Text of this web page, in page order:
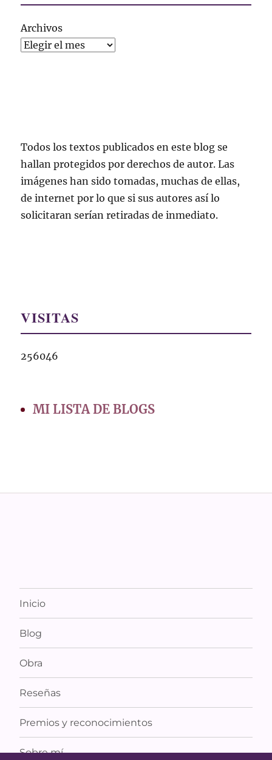
Archivos
Todos los textos publicados en este blog se
hallan protegidos por derechos de autor. Las
imágenes han sido tomadas, muchas de ellas,
de internet por lo que si sus autores así lo
solicitaran serían retiradas de inmediato.
VISITAS
256046
MI LISTA DE BLOGS
Inicio
Blog
Obra
Reseñas
Premios y reconocimientos
Sobre mí